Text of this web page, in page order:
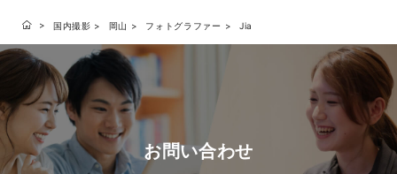
国内撮影 岡山 フォトグラファー Jia
お問い合わせ